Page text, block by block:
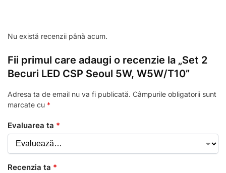
Nu există recenzii până acum.
Fii primul care adaugi o recenzie la „Set 2
Becuri LED CSP Seoul 5W, W5W/T10”
Adresa ta de email nu va fi publicată. Câmpurile obligatorii sunt
marcate cu *
Evaluarea ta *
Recenzia ta *